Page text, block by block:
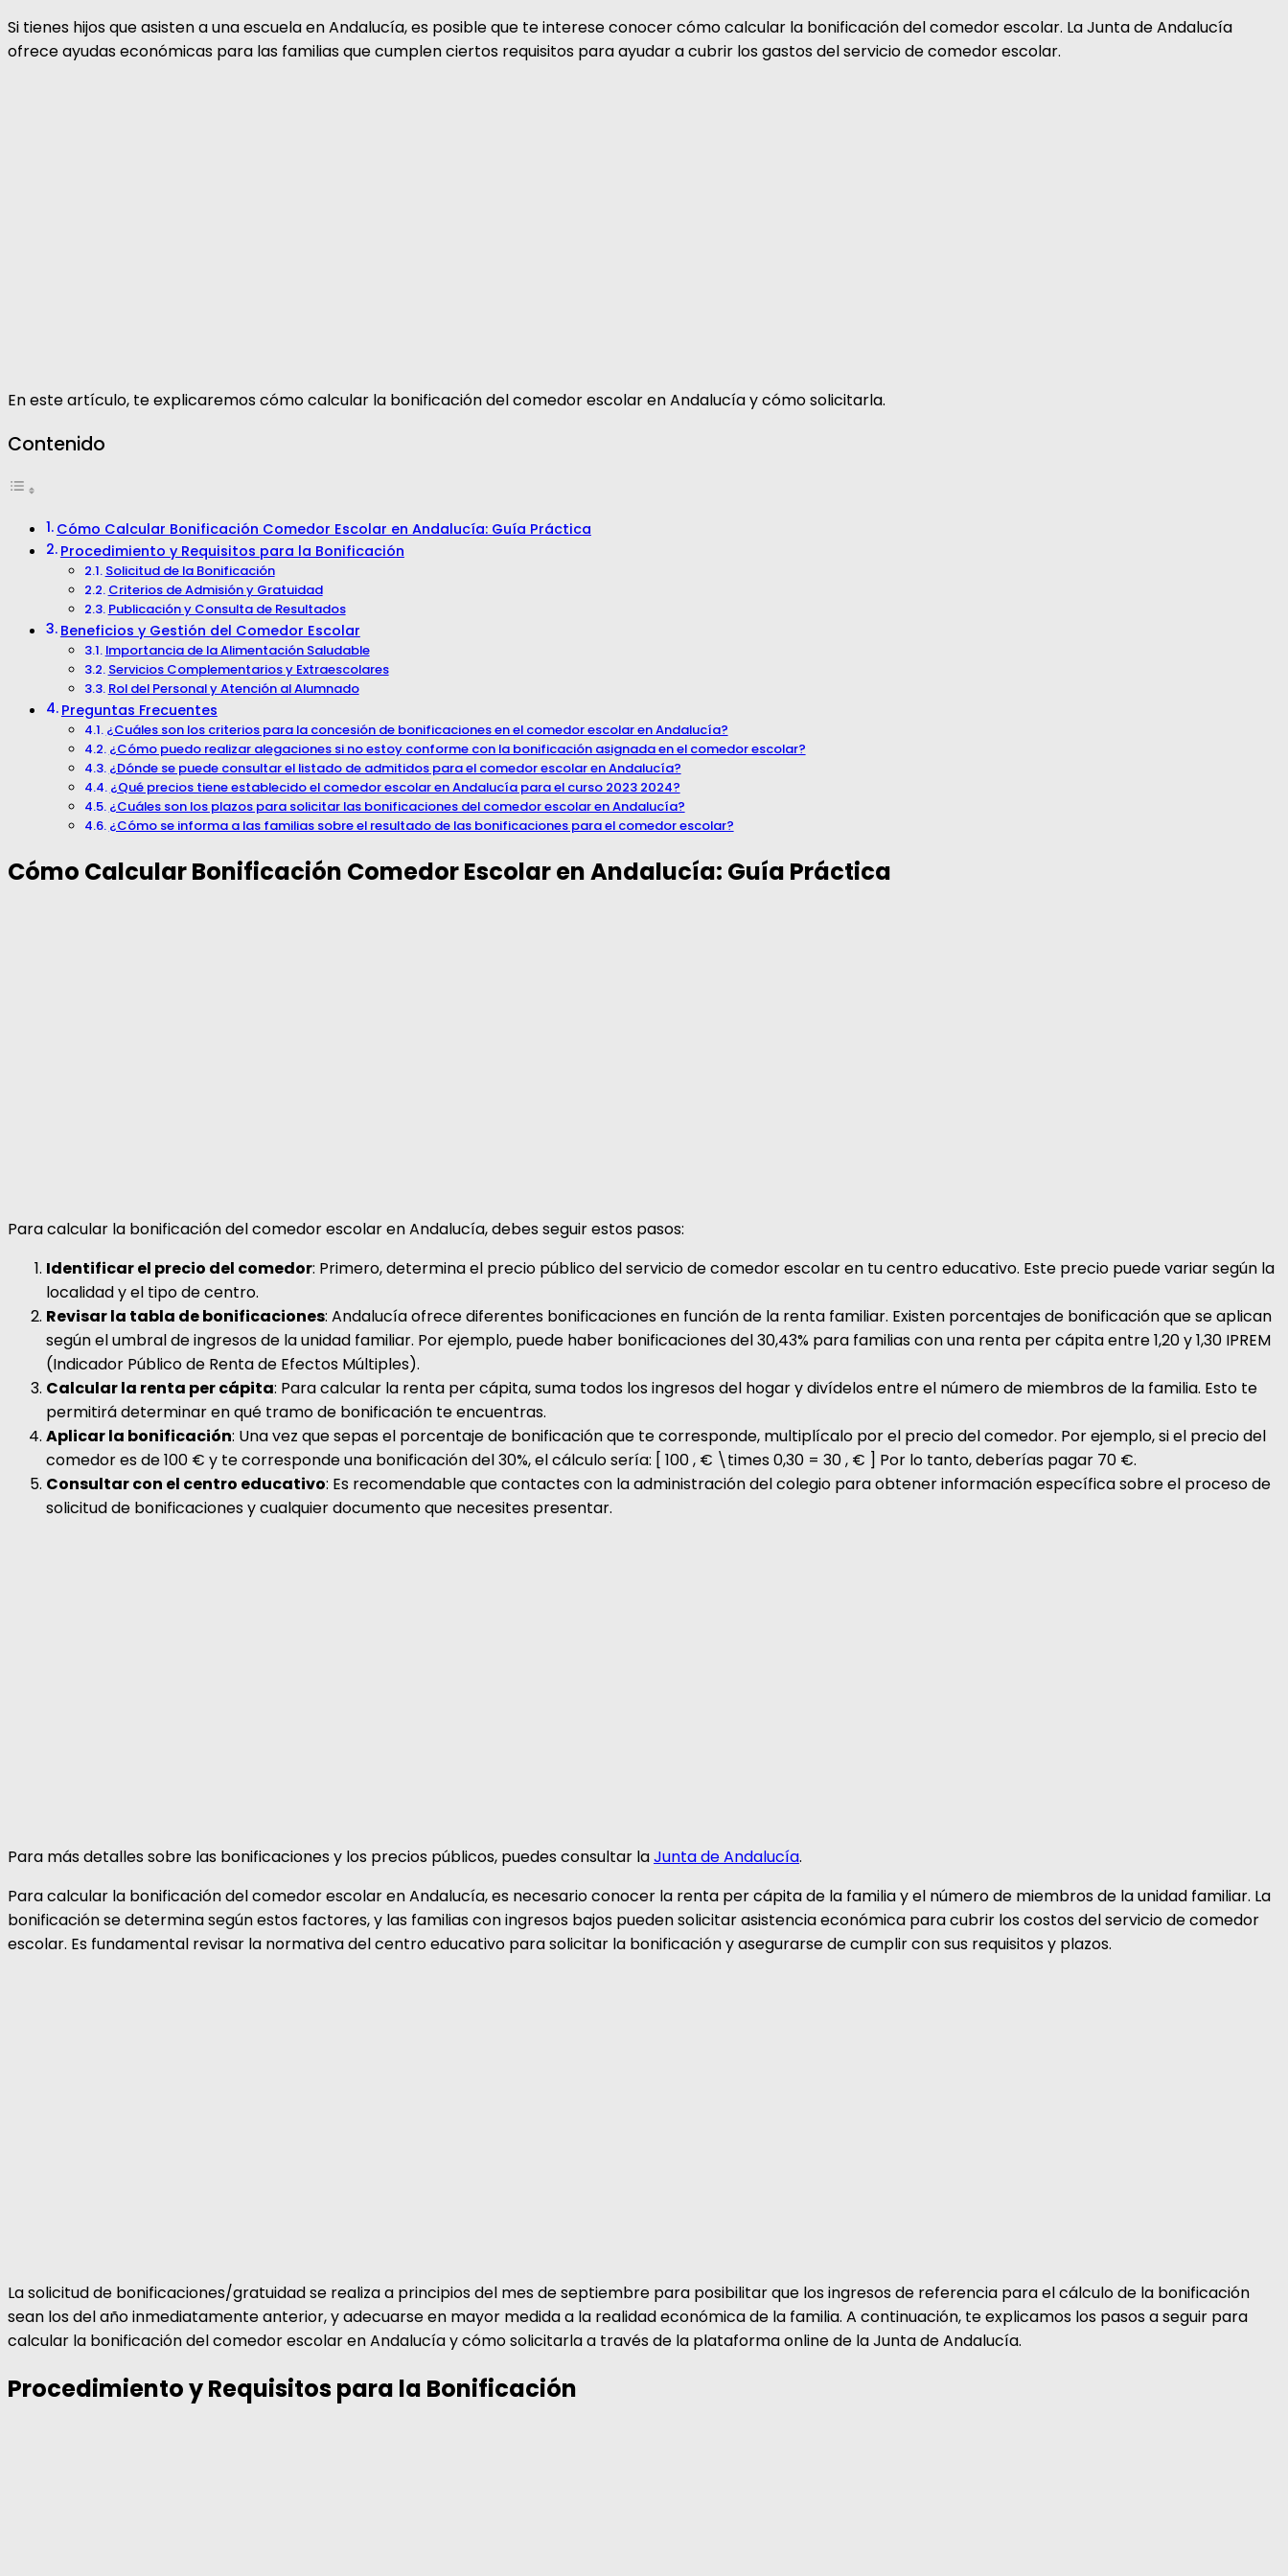
Si tienes hijos que asisten a una escuela en Andalucía, es posible que te interese conocer cómo calcular la bonificación del comedor escolar. La Junta de Andalucía
ofrece ayudas económicas para las familias que cumplen ciertos requisitos para ayudar a cubrir los gastos del servicio de comedor escolar.
En este artículo, te explicaremos cómo calcular la bonificación del comedor escolar en Andalucía y cómo solicitarla.
Contenido
Cómo Calcular Bonificación Comedor Escolar en Andalucía: Guía Práctica
Procedimiento y Requisitos para la Bonificación
Solicitud de la Bonificación
Criterios de Admisión y Gratuidad
Publicación y Consulta de Resultados
Beneficios y Gestión del Comedor Escolar
Importancia de la Alimentación Saludable
Servicios Complementarios y Extraescolares
Rol del Personal y Atención al Alumnado
Preguntas Frecuentes
¿Cuáles son los criterios para la concesión de bonificaciones en el comedor escolar en Andalucía?
¿Cómo puedo realizar alegaciones si no estoy conforme con la bonificación asignada en el comedor escolar?
¿Dónde se puede consultar el listado de admitidos para el comedor escolar en Andalucía?
¿Qué precios tiene establecido el comedor escolar en Andalucía para el curso 2023 2024?
¿Cuáles son los plazos para solicitar las bonificaciones del comedor escolar en Andalucía?
¿Cómo se informa a las familias sobre el resultado de las bonificaciones para el comedor escolar?
Cómo Calcular Bonificación Comedor Escolar en Andalucía: Guía Práctica
Para calcular la bonificación del comedor escolar en Andalucía, debes seguir estos pasos:
Identificar el precio del comedor: Primero, determina el precio público del servicio de comedor escolar en tu centro educativo. Este precio puede variar según la
localidad y el tipo de centro.
Revisar la tabla de bonificaciones: Andalucía ofrece diferentes bonificaciones en función de la renta familiar. Existen porcentajes de bonificación que se aplican
según el umbral de ingresos de la unidad familiar. Por ejemplo, puede haber bonificaciones del 30,43% para familias con una renta per cápita entre 1,20 y 1,30 IPREM
(Indicador Público de Renta de Efectos Múltiples).
Calcular la renta per cápita: Para calcular la renta per cápita, suma todos los ingresos del hogar y divídelos entre el número de miembros de la familia. Esto te
permitirá determinar en qué tramo de bonificación te encuentras.
Aplicar la bonificación: Una vez que sepas el porcentaje de bonificación que te corresponde, multiplícalo por el precio del comedor. Por ejemplo, si el precio del
comedor es de 100 € y te corresponde una bonificación del 30%, el cálculo sería: [ 100 , € \times 0,30 = 30 , € ] Por lo tanto, deberías pagar 70 €.
Consultar con el centro educativo: Es recomendable que contactes con la administración del colegio para obtener información específica sobre el proceso de
solicitud de bonificaciones y cualquier documento que necesites presentar.
Para más detalles sobre las bonificaciones y los precios públicos, puedes consultar laJunta de Andalucía.
Para calcular la bonificación del comedor escolar en Andalucía, es necesario conocer la renta per cápita de la familia y el número de miembros de la unidad familiar. La
bonificación se determina según estos factores, y las familias con ingresos bajos pueden solicitar asistencia económica para cubrir los costos del servicio de comedor
escolar. Es fundamental revisar la normativa del centro educativo para solicitar la bonificación y asegurarse de cumplir con sus requisitos y plazos.
La solicitud de bonificaciones/gratuidad se realiza a principios del mes de septiembre para posibilitar que los ingresos de referencia para el cálculo de la bonificación
sean los del año inmediatamente anterior, y adecuarse en mayor medida a la realidad económica de la familia. A continuación, te explicamos los pasos a seguir para
calcular la bonificación del comedor escolar en Andalucía y cómo solicitarla a través de la plataforma online de la Junta de Andalucía.
Procedimiento y Requisitos para la Bonificación